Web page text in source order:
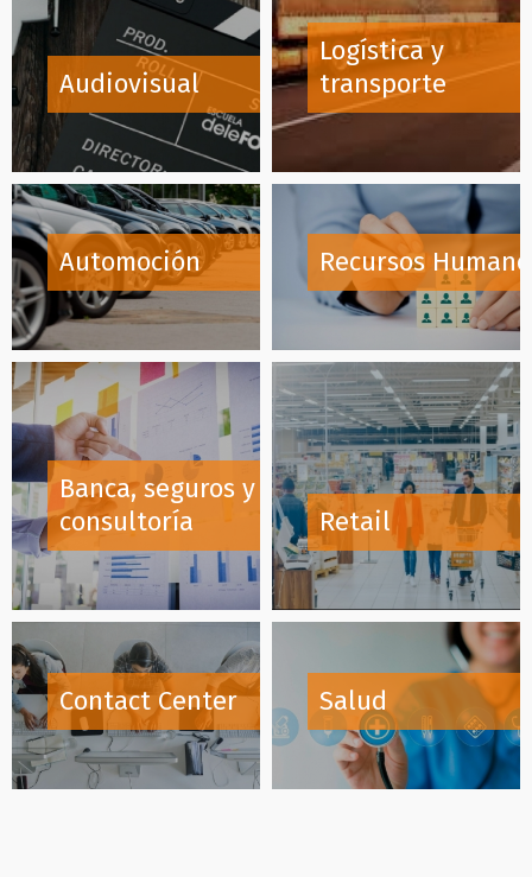
Audiovisual
Automoción
Banca, seguros y
consultoría
Contact Center
Logística y
transporte
Recursos
Retail
Salud